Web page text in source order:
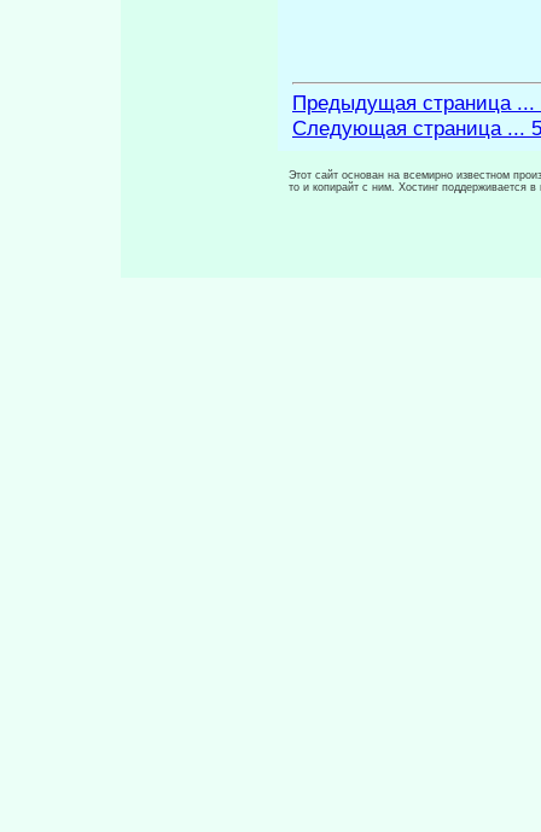
Предыдущая страница ...
Следующая страница ...
Этот сайт основан на всемирно известном
то и копирайт с ним. Хостинг поддерживается